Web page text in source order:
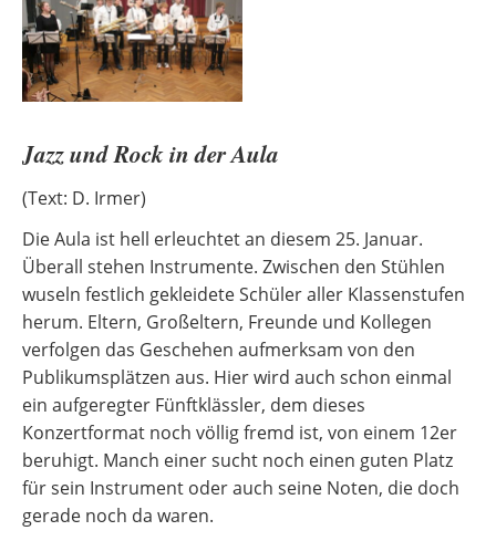
Jazz und Rock in der Aula
(Text: D. Irmer)
Die Aula ist hell erleuchtet an diesem 25. Januar.
Überall stehen Instrumente. Zwischen den Stühlen
wuseln festlich gekleidete Schüler aller Klassenstufen
herum. Eltern, Großeltern, Freunde und Kollegen
verfolgen das Geschehen aufmerksam von den
Publikumsplätzen aus. Hier wird auch schon einmal
ein aufgeregter Fünftklässler, dem dieses
Konzertformat noch völlig fremd ist, von einem 12er
beruhigt. Manch einer sucht noch einen guten Platz
für sein Instrument oder auch seine Noten, die doch
gerade noch da waren.